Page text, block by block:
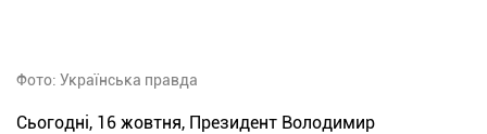
Фото: Українська правда
Сьогодні, 16 жовтня, Президент Володимир